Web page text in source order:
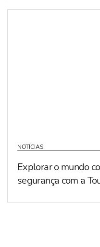
NOTÍCIAS
Explorar o mundo
segurança com a